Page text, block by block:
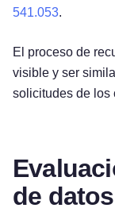
541.053.
El proceso de
visible y ser
solicitudes de los
de datos